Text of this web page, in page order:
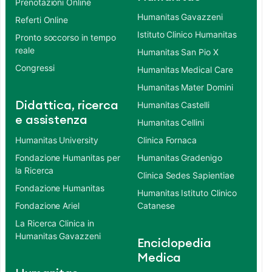
Referti Online
Pronto soccorso in tempo
reale
Congressi
Didattica, ricerca
e assistenza
Humanitas University
Fondazione Humanitas per
la Ricerca
Fondazione Humanitas
Fondazione Ariel
La Ricerca Clinica in
Humanitas Gavazzeni
Humanitas Gavazzeni
Istituto Clinico Humanitas
Humanitas San Pio X
Humanitas Medical Care
Humanitas Mater Domini
Humanitas Castelli
Humanitas Cellini
Clinica Fornaca
Humanitas Gradenigo
Clinica Sedes Sapientiae
Humanitas Istituto Clinico
Catanese
Enciclopedia
Medica